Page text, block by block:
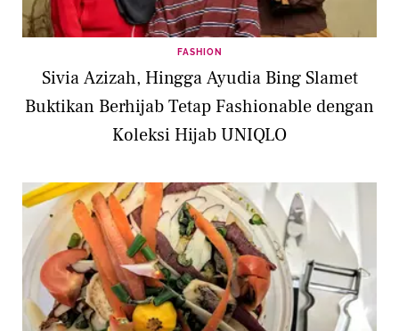
FASHION
Sivia Azizah, Hingga Ayudia Bing Slamet
Buktikan Berhijab Tetap Fashionable dengan
Koleksi Hijab UNIQLO